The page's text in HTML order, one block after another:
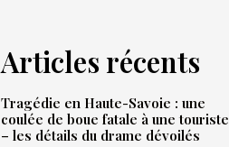
Articles récents
Tragédie en Haute-Savoie : une
coulée de boue fatale à une touriste
– les détails du drame dévoilés